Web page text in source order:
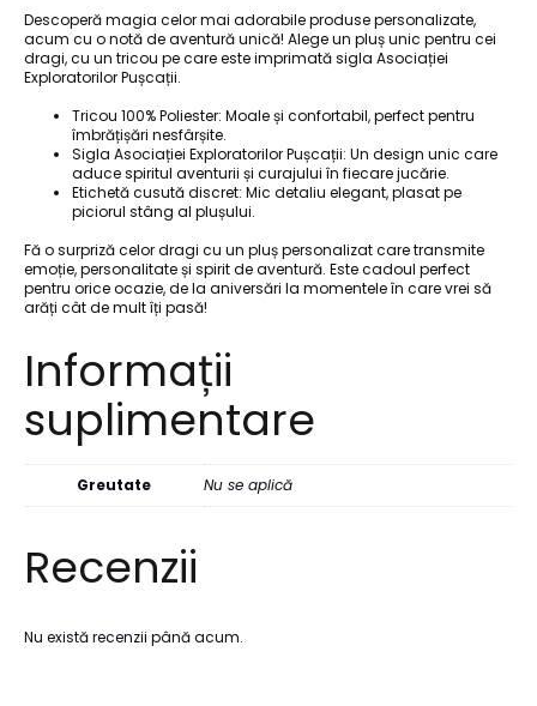
Descoperă magia celor mai adorabile produse personalizate,
acum cu o notă de aventură unică! Alege un pluș unic pentru cei
dragi, cu un tricou pe care este imprimată sigla Asociației
Exploratorilor Pușcații.
Tricou 100% Poliester: Moale și confortabil, perfect pentru
îmbrățișări nesfârșite.
Sigla Asociației Exploratorilor Pușcații: Un design unic care
aduce spiritul aventurii și curajului în fiecare jucărie.
Etichetă cusută discret: Mic detaliu elegant, plasat pe
piciorul stâng al plușului.
Fă o surpriză celor dragi cu un pluș personalizat care transmite
emoție, personalitate și spirit de aventură. Este cadoul perfect
pentru orice ocazie, de la aniversări la momentele în care vrei să
arăți cât de mult îți pasă!
Informații
suplimentare
Greutate Nu se aplică
Recenzii
Nu există recenzii până acum.